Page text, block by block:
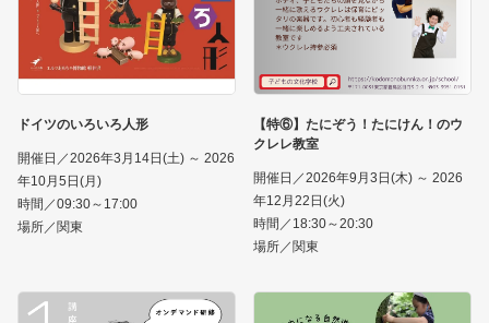
ドイツのいろいろ人形
開催日／2026年3月14日(土) ～ 2026
年10月5日(月)
時間／09:30～17:00
場所／関東
【特⑥】たにぞう！たにけん！のウ
クレレ教室
開催日／2026年9月3日(木) ～ 2026
年12月22日(火)
時間／18:30～20:30
場所／関東